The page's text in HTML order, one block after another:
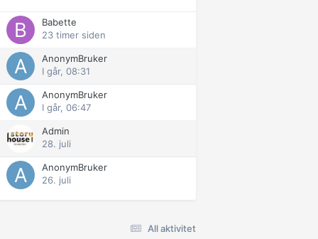
Babette
23 timer siden
AnonymBruker
I går, 08:31
AnonymBruker
I går, 06:47
Admin
28. juli
AnonymBruker
26. juli
All aktivitet